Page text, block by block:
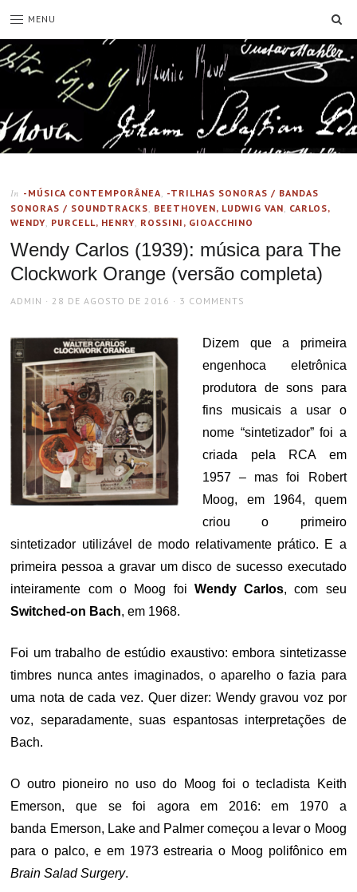
MENU
In -MÚSICA CONTEMPORÂNEA, -TRILHAS SONORAS / BANDAS
SONORAS / SOUNDTRACKS, BEETHOVEN, LUDWIG VAN, CARLOS,
WENDY, PURCELL, HENRY, ROSSINI, GIOACCHINO
Wendy Carlos (1939): música para The
Clockwork Orange (versão completa)
AUTHOR
ADMIN
POSTED
28 DE AGOSTO DE 2016 3 COMMENTS
Dizem que a primeira
engenhoca eletrônica
produtora de sons para
fins musicais a usar o
nome “sintetizador” foi a
criada pela RCA em
1957 – mas foi Robert
Moog, em 1964, quem
criou o primeiro
sintetizador utilizável de modo relativamente prático. E a
primeira pessoa a gravar um disco de sucesso executado
inteiramente com o Moog foi Wendy Carlos, com seu
Switched-on Bach, em 1968.
Foi um trabalho de estúdio exaustivo: embora sintetizasse
timbres nunca antes imaginados, o aparelho o fazia para
uma nota de cada vez. Quer dizer: Wendy gravou voz por
voz, separadamente, suas espantosas interpretações de
Bach.
O outro pioneiro no uso do Moog foi o tecladista Keith
Emerson, que se foi agora em 2016: em 1970 a
banda Emerson, Lake and Palmer começou a levar o Moog
para o palco, e em 1973 estrearia o Moog polifônico em
Brain Salad Surgery.